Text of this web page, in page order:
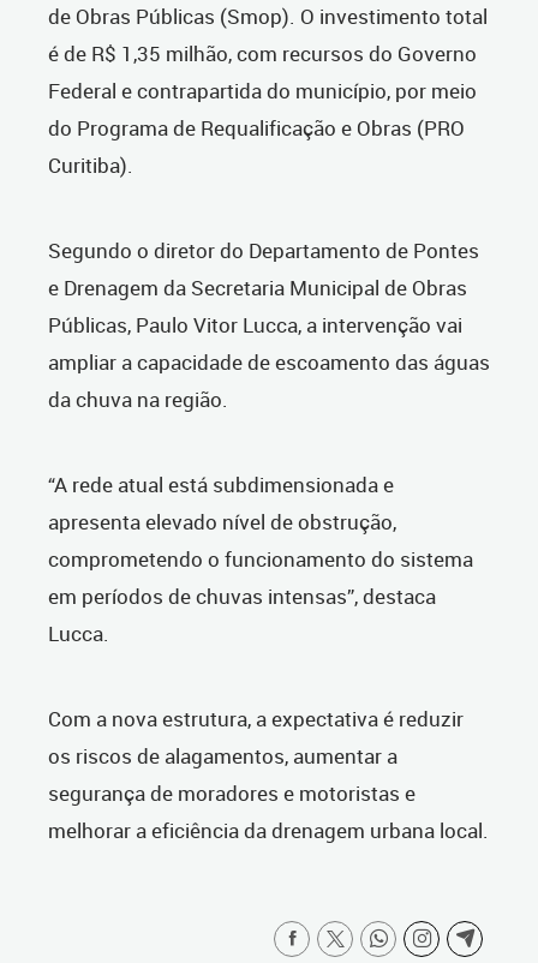
de Obras Públicas (Smop). O investimento total
é de R$ 1,35 milhão, com recursos do Governo
Federal e contrapartida do município, por meio
do Programa de Requalificação e Obras (PRO
Curitiba).
Segundo o diretor do Departamento de Pontes
e Drenagem da Secretaria Municipal de Obras
Públicas, Paulo Vitor Lucca, a intervenção vai
ampliar a capacidade de escoamento das águas
da chuva na região.
“A rede atual está subdimensionada e
apresenta elevado nível de obstrução,
comprometendo o funcionamento do sistema
em períodos de chuvas intensas”, destaca
Lucca.
Com a nova estrutura, a expectativa é reduzir
os riscos de alagamentos, aumentar a
segurança de moradores e motoristas e
melhorar a eficiência da drenagem urbana local.